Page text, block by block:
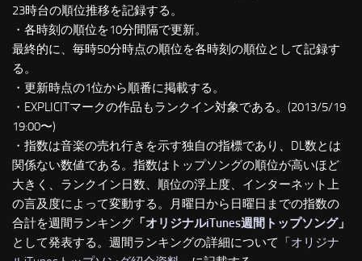
23時台の順位推移を記録する。
・各時刻の順位を10分間隔で更新。
最終的に、毎時50分時点の順位を各時刻の順位として記録す
る。
・更新時点の1位から順番に掲載する。
・EXPLICITマークの作品もランクイン対象である。(2013/5/19
19:00〜)
・指数は音楽の売れ行きを示す独自の指標であり、DL数とは
関係ない数値である。指数はトップソングの順位が高いほど
大きく、ランクイン日数、順位の浮上度、インターネット上
の言及度によって変動する。月曜日から日曜日までの指数の
合計を週間ランキング 「オリジナルiTunes週間トップソング」
として発表する。週間ランキングの詳細について「オリジナ